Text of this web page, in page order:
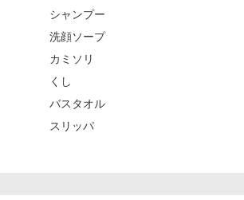
シャンプー
洗顔ソープ
カミソリ
くし
バスタオル
スリッパ